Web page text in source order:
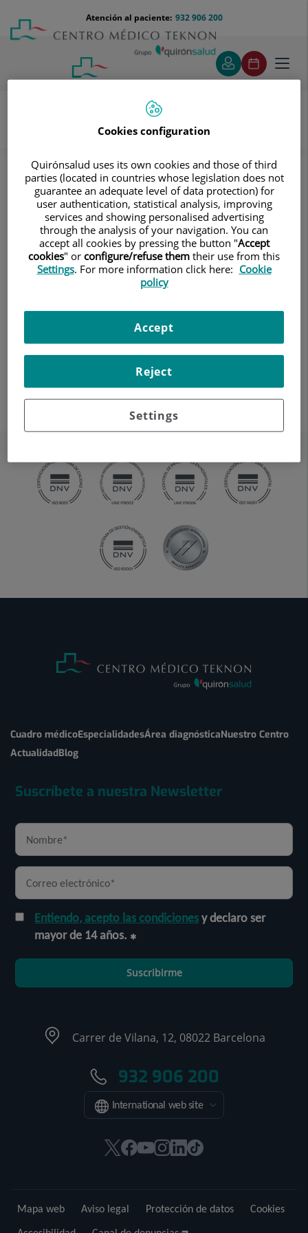
contenido
Menú
teléfono
cabecera
932 906 200
Atención al paciente:
Tratamientos y Especialidades
Diagnóstico por la imagen
Radiología convencional digitalizada
Neurorradiología
RX Cuello partes blandas
RX Cuello partes blandas
Técnica mediante la cual,
Indicaciones: estudio de
bultos o nódulos.
Cuadro médicoEspecialidadesÁrea diagnósticaNuestro Centro
ActualidadBlog
Suscríbete a nuestra Newsletter
Entiendo, acepto las condicionesy declaro ser
mayor de 14 años.
Suscribirme
Carrer de Vilana, 12, 08022 Barcelona
932 906 200
International web site
Este
en
Este
en
Este
en
Este
en
Este
en
Enlace
externa.
Mapa web Aviso legal Protección de datos
Cookies
Cookies configuration
Quirónsalud uses its own cookies and those of third
parties (located in countries whose legislation does not
guarantee an adequate level of data protection) for
user authentication, statistical analysis, improving
services and showing personalised advertising
through the analysis of your navigation. You can
accept all cookies by pressing the button "Accept
cookies" or configure/refuse them their use from this
Settings. For more information click here: Cookie
policy
Settings
Reject
Accept